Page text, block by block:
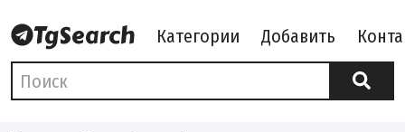
Категории Добавить